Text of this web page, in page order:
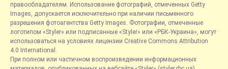
правообладателям. Использование фотографий, отмеченных Getty
Images, допускается исключительно при наличии письменного
разрешения фотоагентства Getty Images. Фотографии, отмеченные
логотипом «Styler» или подписанные «Styler» или «РБК-Украина», могут
использоваться на условиях лицензии Creative Commons Attribution
4.0 International.
При полном или частичном воспроизведении информационных